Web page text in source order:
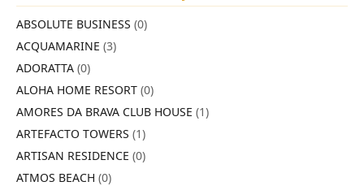
ABSOLUTE BUSINESS (0)
ACQUAMARINE (3)
ADORATTA (0)
ALOHA HOME RESORT (0)
AMORES DA BRAVA CLUB HOUSE (1)
ARTEFACTO TOWERS (1)
ARTISAN RESIDENCE (0)
ATMOS BEACH (0)